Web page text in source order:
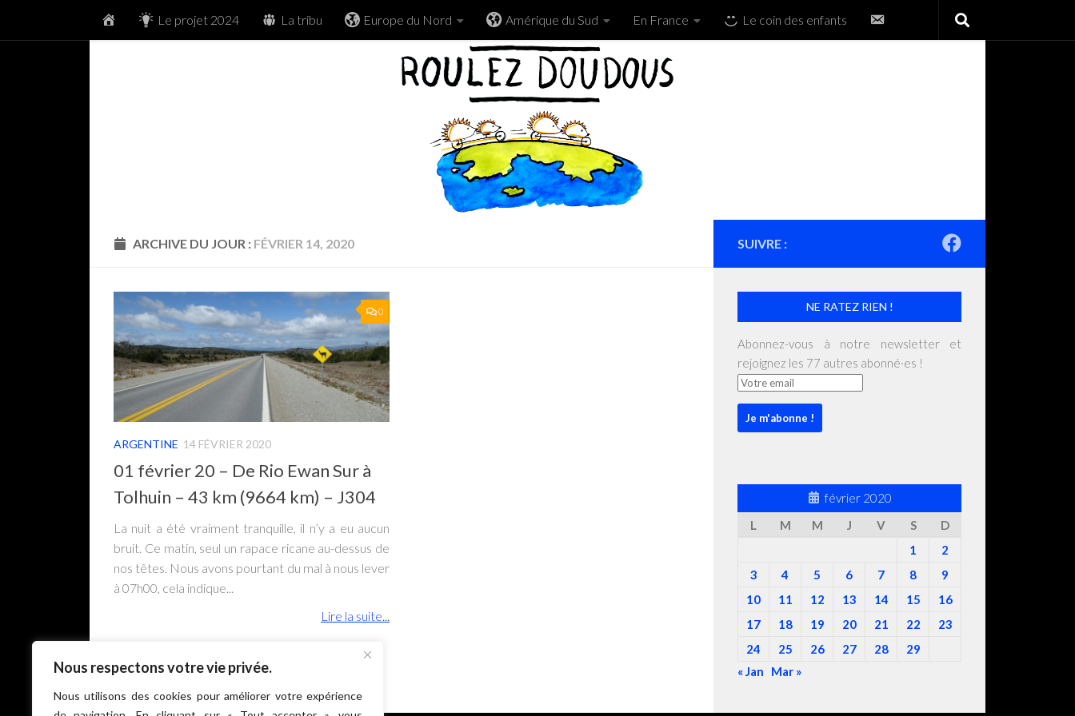
Nous respectons votre vie privée.
Nous utilisons des cookies pour améliorer votre expérience
Skip to content Accueil Le projet 2024 La tribu Europe du Nord Amérique du Sud En France Le coin des enfants
Contactez-
ARCHIVE DU JOUR : FÉVRIER 14, 2020
0
ARGENTINE 14 FÉVRIER 2020
01 février 20 – De Rio Ewan Sur à
Tolhuin – 43 km (9664 km) – J304
La nuit a été vraiment tranquille, il n’y a eu aucun
bruit. Ce matin, seul un rapace ricane au-dessus de
nos têtes. Nous avons pourtant du mal à nous lever
à 07h00, cela indique...
Lire la suite...
SUIVRE :
NE RATEZ RIEN !
Abonnez-vous à notre newsletter et
rejoignez les 77 autres abonné·es !
février 2020
L
M M J V S
D
1
2
3
4 5 6 7 8
9
10
11 12 13 14 15
16
17
18 19 20 21 22
23
24
25 26 27 28
29
« Jan
Mar »